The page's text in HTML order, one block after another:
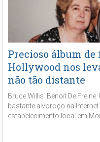
Precioso álbum de
Hollywood nos
não tão distante
Bruce Willis Benoit De
bastante alvoroço na
estabelecimento local em